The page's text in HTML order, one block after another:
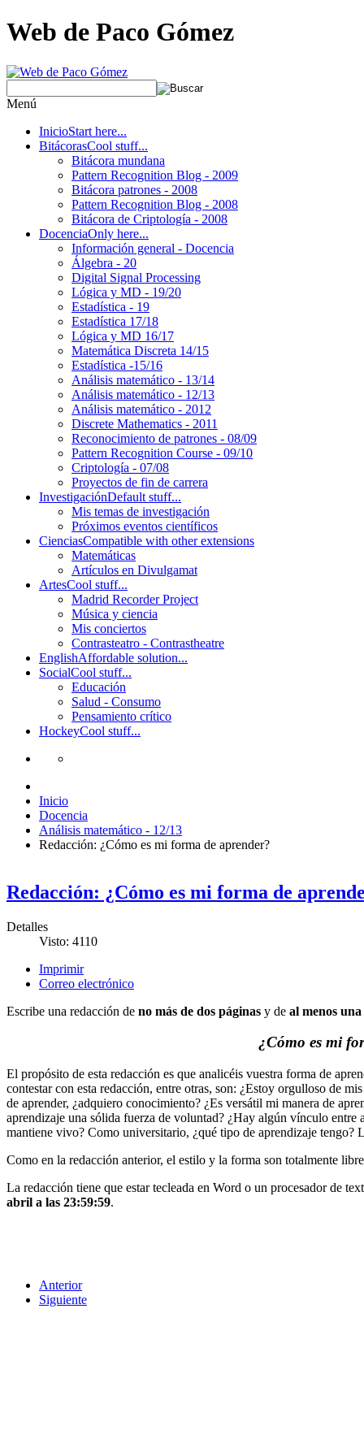
Web de Paco Gómez
Menú
InicioStart here...
BitácorasCool stuff...
Bitácora mundana
Pattern Recognition Blog - 2009
Bitácora patrones - 2008
Pattern Recognition Blog - 2008
Bitácora de Criptología - 2008
DocenciaOnly here...
Información general - Docencia
Álgebra - 20
Digital Signal Processing
Lógica y MD - 19/20
Estadística - 19
Estadística 17/18
Lógica y MD 16/17
Matemática Discreta 14/15
Estadística -15/16
Análisis matemático - 13/14
Análisis matemático - 12/13
Análisis matemático - 2012
Discrete Mathematics - 2011
Reconocimiento de patrones - 08/09
Pattern Recognition Course - 09/10
Criptología - 07/08
Proyectos de fin de carrera
InvestigaciónDefault stuff...
Mis temas de investigación
Próximos eventos científicos
CienciasCompatible with other extensions
Matemáticas
Artículos en Divulgamat
ArtesCool stuff...
Madrid Recorder Project
Música y ciencia
Mis conciertos
Contrasteatro - Contrastheatre
EnglishAffordable solution...
SocialCool stuff...
Educación
Salud - Consumo
Pensamiento crítico
HockeyCool stuff...
Inicio
Docencia
Análisis matemático - 12/13
Redacción: ¿Cómo es mi forma de aprender?
Redacción: ¿Cómo es mi forma de
Detalles
Visto: 4110
Imprimir
Correo electrónico
Escribe una redacción de no más de dos páginas y de al menos
¿Cómo es mi
El propósito de esta redacción es que analicéis vuestra forma de
contestar con esta redacción, entre otras, son: ¿Estoy orgulloso de
de aprender, ¿adquiero conocimiento? ¿Es versátil mi manera de
aprendizaje una sólida fuerza de voluntad? ¿Hay algún vínculo entre
mantiene vivo? Como universitario, ¿qué tipo de aprendizaje tengo?
Como en la redacción anterior, el estilo y la forma son totalmente
La redacción tiene que estar tecleada en Word o un procesador de
abril a las 23:59:59.
Anterior
Siguiente